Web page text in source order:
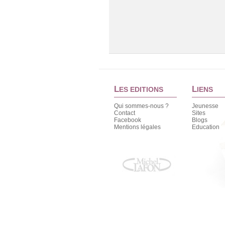
LES EDITIONS
Qui sommes-nous ?
Contact
Facebook
Mentions légales
LIENS
Jeunesse
Sites
Blogs
Education